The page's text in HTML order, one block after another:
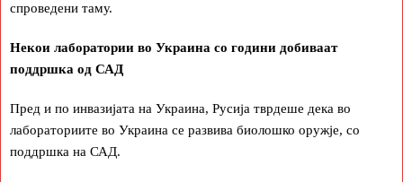
спроведени таму.
Некои лаборатории во Украина со години добиваат
поддршка од САД
Пред и по инвазијата на Украина, Русија тврдеше дека во
лабораториите во Украина се развива биолошко оружје, со
поддршка на САД.